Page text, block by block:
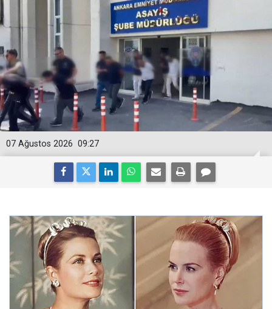
09:27
07 Ağustos 2026